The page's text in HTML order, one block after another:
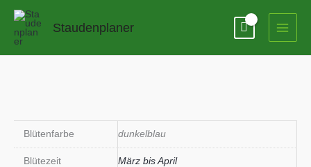
Zum
springen
Staudenplaner
Blütenfarbe dunkelblau
Blütezeit März bis April